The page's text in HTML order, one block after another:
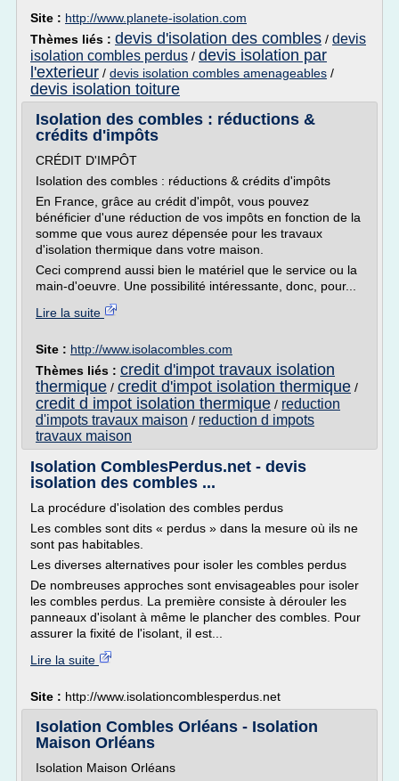
Site : http://www.planete-isolation.com
Thèmes liés : devis d'isolation des combles / devis
isolation combles perdus / devis isolation par
l'exterieur / devis isolation combles amenageables /
devis isolation toiture
Isolation des combles : réductions &
crédits d'impôts
CRÉDIT D'IMPÔT
Isolation des combles : réductions & crédits d'impôts
En France, grâce au crédit d'impôt, vous pouvez
bénéficier d'une réduction de vos impôts en fonction de la
somme que vous aurez dépensée pour les travaux
d'isolation thermique dans votre maison.
Ceci comprend aussi bien le matériel que le service ou la
main-d'oeuvre. Une possibilité intéressante, donc, pour...
Lire la suite
Site : http://www.isolacombles.com
Thèmes liés : credit d'impot travaux isolation
thermique / credit d'impot isolation thermique /
credit d impot isolation thermique / reduction
d'impots travaux maison / reduction d impots
travaux maison
Isolation ComblesPerdus.net - devis
isolation des combles ...
La procédure d'isolation des combles perdus
Les combles sont dits « perdus » dans la mesure où ils ne
sont pas habitables.
Les diverses alternatives pour isoler les combles perdus
De nombreuses approches sont envisageables pour isoler
les combles perdus. La première consiste à dérouler les
panneaux d'isolant à même le plancher des combles. Pour
assurer la fixité de l'isolant, il est...
Lire la suite
Site : http://www.isolationcomblesperdus.net
Isolation Combles Orléans - Isolation
Maison Orléans
Isolation Maison Orléans